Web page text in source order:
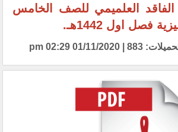
الفاقد العلميمي للصف الخامس
فصل اول 1442هـ.